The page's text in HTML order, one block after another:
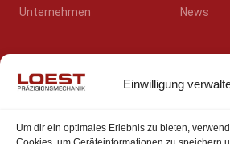
Einwilligung
Um dir ein optimales Erlebnis zu bieten,
Unternehmen
News
RECHTLICHES
Impressum
Facebook